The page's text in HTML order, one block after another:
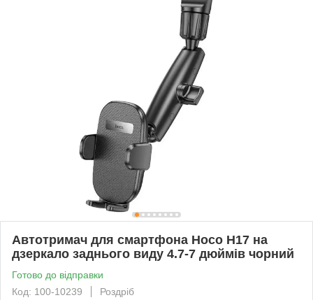
Автотримач для смартфона Hoco H17 на
дзеркало заднього виду 4.7-7 дюймів чорний
Готово до відправки
Код: 100-10239
Роздріб